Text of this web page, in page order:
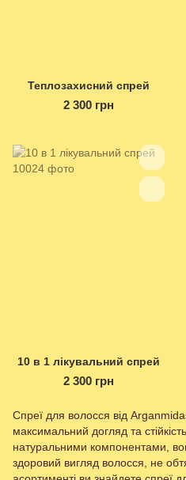
Теплозахисний спрей
2 300 грн
10 в 1 лікувальний спрей
2 300 грн
Спреї для волосся від
максимальний догляд та
натуральними компонентами,
здоровий вигляд волосся, не